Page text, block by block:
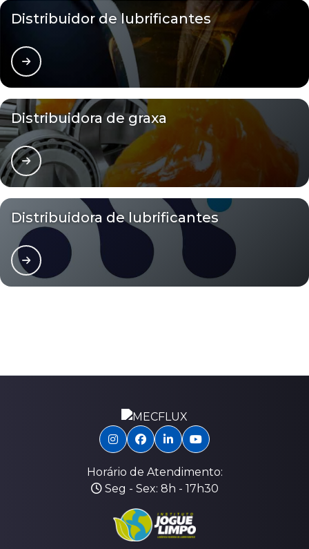
Distribuidor de lubrificantes
Distribuidora de graxa
Distribuidora de lubrificantes
Horário de Atendimento:
Seg - Sex: 8h - 17h30